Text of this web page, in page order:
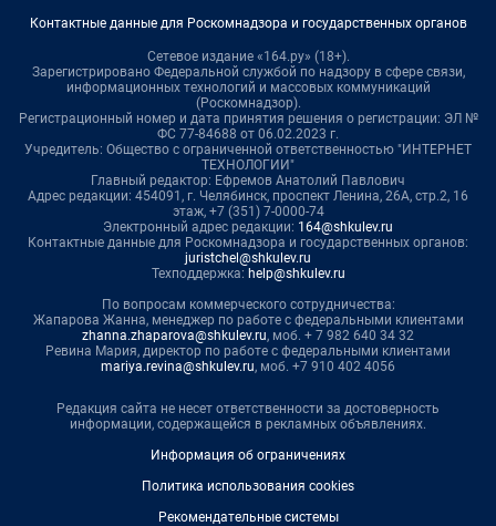
Контактные данные для Роскомнадзора и государственных органов
Сетевое издание «164.ру» (18+).
Зарегистрировано Федеральной службой по надзору в сфере связи,
информационных технологий и массовых коммуникаций
(Роскомнадзор).
Регистрационный номер и дата принятия решения о регистрации: ЭЛ №
ФС 77-84688 от 06.02.2023 г.
Учредитель: Общество с ограниченной ответственностью "ИНТЕРНЕТ
ТЕХНОЛОГИИ"
Главный редактор: Ефремов Анатолий Павлович
Адрес редакции: 454091, г. Челябинск, проспект Ленина, 26А, стр.2, 16
этаж, +7 (351) 7-0000-74
Электронный адрес редакции: 164@shkulev.ru
Контактные данные для Роскомнадзора и государственных органов:
juristchel@shkulev.ru
Техподдержка: help@shkulev.ru
По вопросам коммерческого сотрудничества:
Жапарова Жанна, менеджер по работе с федеральными клиентами
zhanna.zhaparova@shkulev.ru, моб. + 7 982 640 34 32
Ревина Мария, директор по работе с федеральными клиентами
mariya.revina@shkulev.ru, моб. +7 910 402 4056
Редакция сайта не несет ответственности за достоверность
информации, содержащейся в рекламных объявлениях.
Информация об ограничениях
Политика использования cookies
Рекомендательные системы